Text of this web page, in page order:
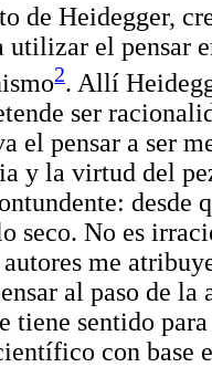
de Heidegger,
utilizar el pensar
2. Allí
ser
el pensar a ser
y la virtud del
seco. No es
me
al paso de
tiene sentido
con base